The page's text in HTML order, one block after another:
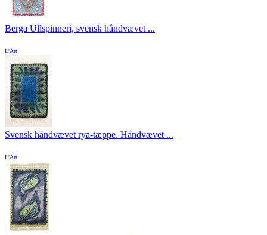
Berga Ullspinneri, svensk håndvævet ...
L'Art
Svensk håndvævet rya-tæppe. Håndvævet ...
L'Art